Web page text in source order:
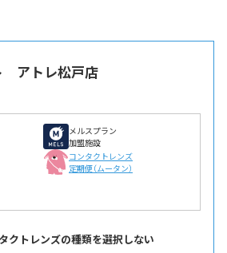
アトレ松戸店
メルスプラン
加盟施設
コンタクトレンズ
定期便（ムータン）
クトレンズの種類を選択しない